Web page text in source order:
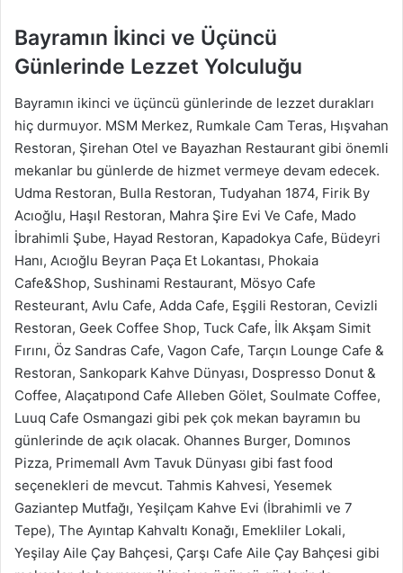
Bayramın İkinci ve Üçüncü
Günlerinde Lezzet Yolculuğu
Bayramın ikinci ve üçüncü günlerinde de lezzet durakları
hiç durmuyor. MSM Merkez, Rumkale Cam Teras, Hışvahan
Restoran, Şirehan Otel ve Bayazhan Restaurant gibi önemli
mekanlar bu günlerde de hizmet vermeye devam edecek.
Udma Restoran, Bulla Restoran, Tudyahan 1874, Firik By
Acıoğlu, Haşıl Restoran, Mahra Şire Evi Ve Cafe, Mado
İbrahimli Şube, Hayad Restoran, Kapadokya Cafe, Büdeyri
Hanı, Acıoğlu Beyran Paça Et Lokantası, Phokaia
Cafe&Shop, Sushinami Restaurant, Mösyo Cafe
Resteurant, Avlu Cafe, Adda Cafe, Eşgili Restoran, Cevizli
Restoran, Geek Coffee Shop, Tuck Cafe, İlk Akşam Simit
Fırını, Öz Sandras Cafe, Vagon Cafe, Tarçın Lounge Cafe &
Restoran, Sankopark Kahve Dünyası, Dospresso Donut &
Coffee, Alaçatıpond Cafe Alleben Gölet, Soulmate Coffee,
Luuq Cafe Osmangazi gibi pek çok mekan bayramın bu
günlerinde de açık olacak. Ohannes Burger, Domınos
Pizza, Primemall Avm Tavuk Dünyası gibi fast food
seçenekleri de mevcut. Tahmis Kahvesi, Yesemek
Gaziantep Mutfağı, Yeşilçam Kahve Evi (İbrahimli ve 7
Tepe), The Ayıntap Kahvaltı Konağı, Emekliler Lokali,
Yeşilay Aile Çay Bahçesi, Çarşı Cafe Aile Çay Bahçesi gibi